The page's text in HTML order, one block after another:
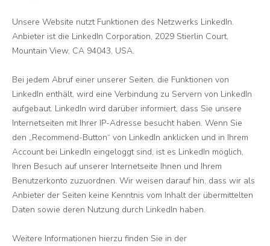
Unsere Website nutzt Funktionen des Netzwerks LinkedIn.
Anbieter ist die LinkedIn Corporation, 2029 Stierlin Court,
Mountain View, CA 94043, USA.
Bei jedem Abruf einer unserer Seiten, die Funktionen von
LinkedIn enthält, wird eine Verbindung zu Servern von LinkedIn
aufgebaut. LinkedIn wird darüber informiert, dass Sie unsere
Internetseiten mit Ihrer IP-Adresse besucht haben. Wenn Sie
den „Recommend-Button“ von LinkedIn anklicken und in Ihrem
Account bei LinkedIn eingeloggt sind, ist es LinkedIn möglich,
Ihren Besuch auf unserer Internetseite Ihnen und Ihrem
Benutzerkonto zuzuordnen. Wir weisen darauf hin, dass wir als
Anbieter der Seiten keine Kenntnis vom Inhalt der übermittelten
Daten sowie deren Nutzung durch LinkedIn haben.
Weitere Informationen hierzu finden Sie in der